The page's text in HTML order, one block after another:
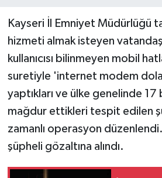
Kayseri İl Emniyet Müdürlüğü
hizmeti almak isteyen
kullanıcısı bilinmeyen mobil
suretiyle 'internet modem
yaptıkları ve ülke genelinde 17
mağdur ettikleri tespit edilen
zamanlı operasyon
şüpheli gözaltına alındı.